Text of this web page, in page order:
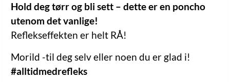
Hold deg tørr og bli sett – dette er en poncho
utenom det vanlige!
Reflekseffekten er helt RÅ!
Morild -til deg selv eller noen du er glad i!
#alltidmedrefleks